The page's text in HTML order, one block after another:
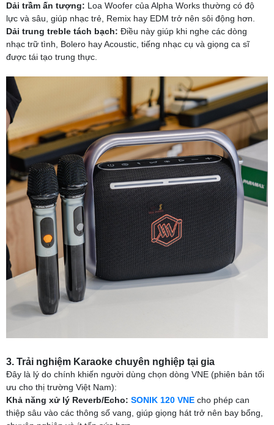
Dải trầm ấn tượng: Loa Woofer của Alpha Works thường có độ
lực và sâu, giúp nhạc trẻ, Remix hay EDM trở nên sôi động hơn.
Dải trung treble tách bạch: Điều này giúp khi nghe các dòng
nhạc trữ tình, Bolero hay Acoustic, tiếng nhạc cụ và giọng ca sĩ
được tái tạo trung thực.
3. Trải nghiệm Karaoke chuyên nghiệp tại gia
Đây là lý do chính khiến người dùng chọn dòng VNE (phiên bản tối
ưu cho thị trường Việt Nam):
Khả năng xử lý Reverb/Echo: SONIK 120 VNE cho phép can
thiệp sâu vào các thông số vang, giúp giọng hát trở nên bay bổng,